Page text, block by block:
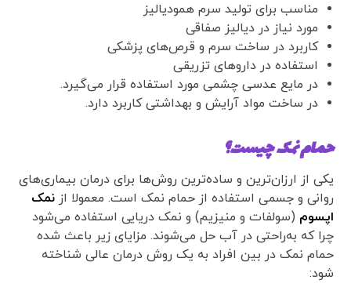
مناسب برای تولید سرم همودیالیز
مورد نیاز در دیالیز صفاقی
کاربرد در ساخت سرم و قرص‌های پزشکی
استفاده در دارو‌های تزریقی
در مایع عدسی چشمی مورد استفاده قرار می‌گیرد.
در ساخت مواد آرایش و بهداشتی کاربرد دارد.
حمام نمک چیست؟
یکی از ارزان‌ترین و ساده‌ترین روش‌ها برای درمان بیماری‌های
روانی و جسمی استفاده از حمام نمک است. معمولا ازنمک
اپسوم (سولفات و منیزیم) و نمک دریایی استفاده می‌شود
چرا که به‌راحتی در آب حل می‌شوند. مزایای زیر باعث شده
حمام نمک در بین افراد به یک روش درمان عالی شناخته
شود: